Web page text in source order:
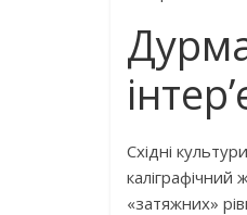
Східні
каліграфічний
«затяжних»